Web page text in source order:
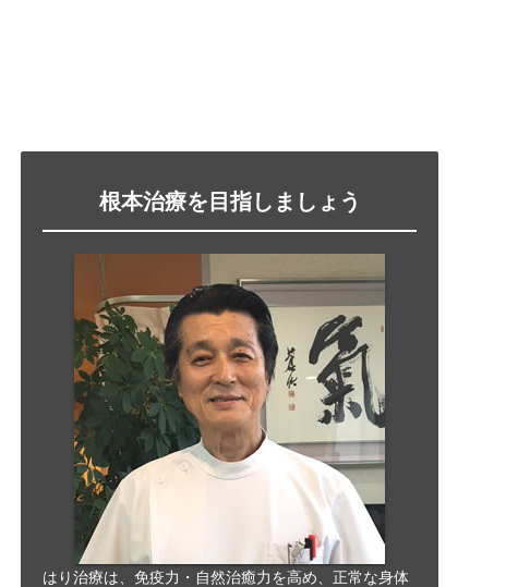
根本治療を目指しましょう
はり治療は、免疫力・自然治癒力を高め、正常な身体